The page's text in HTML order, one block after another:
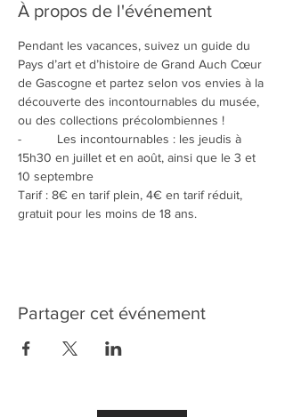
À propos de l'événement
Pendant les vacances, suivez un guide du
Pays d’art et d’histoire de Grand Auch Cœur
de Gascogne et partez selon vos envies à la
découverte des incontournables du musée,
ou des collections précolombiennes !
-          Les incontournables : les jeudis à
15h30 en juillet et en août, ainsi que le 3 et
10 septembre
Tarif : 8€ en tarif plein, 4€ en tarif réduit,
gratuit pour les moins de 18 ans.
Partager cet événement